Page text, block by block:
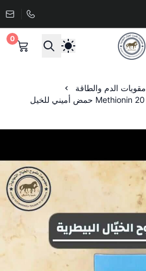
صيدلية طموح الخيال البيطرية
0
مقويات الدم والطاقة
منشط كبد وطارد سموم ميثيونين 20 Methionin حمض أميني للخيل